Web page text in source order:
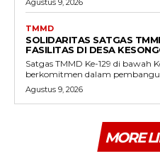
TMMD
SOLIDARITAS SATGAS
FASILITAS DI DESA
Satgas TMMD Ke-129 di bawah
berkomitmen dalam
Agustus 9, 2026
MORE